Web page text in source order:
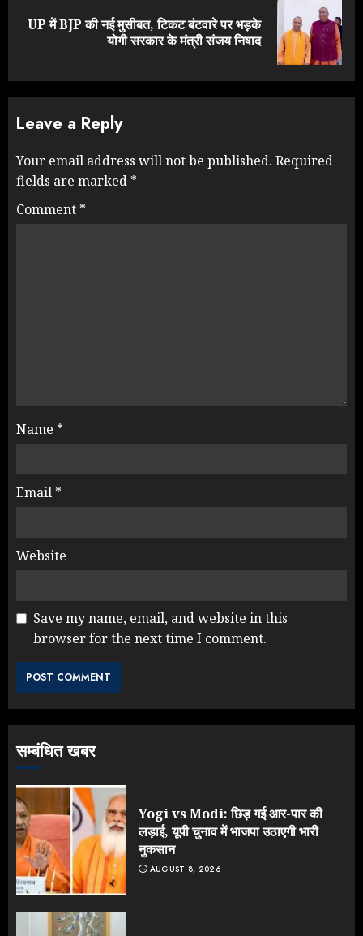
Next
UP में BJP की नई मुसीबत, टिकट बंटवारे पर भड़के
योगी सरकार के मंत्री संजय निषाद
Leave a Reply
Your email address will not be published. Required
fields are marked *
Comment *
Name *
Email *
Website
Save my name, email, and website in this
browser for the next time I comment.
सम्बंधित खबर
Yogi vs Modi: छिड़ गई आर-पार की
लड़ाई, यूपी चुनाव में भाजपा उठाएगी भारी
नुकसान
AUGUST 8, 2026
Rahul Gandhi के तीखे वार से बार-बार
4